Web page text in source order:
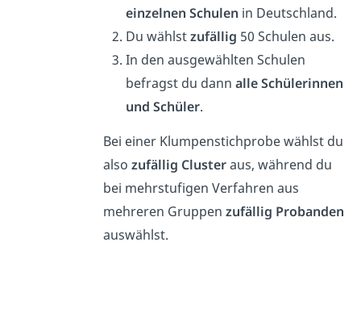
einzelnen Schulen in Deutschland.
Du wählstzufällig 50 Schulen aus.
In den ausgewählten Schulen
befragst du dann alle Schülerinnen
und Schüler.
Bei einer Klumpenstichprobe wählst du
also zufällig Clusteraus, während du
bei mehrstufigen Verfahren aus
mehreren Gruppen zufällig Probanden
auswählst.